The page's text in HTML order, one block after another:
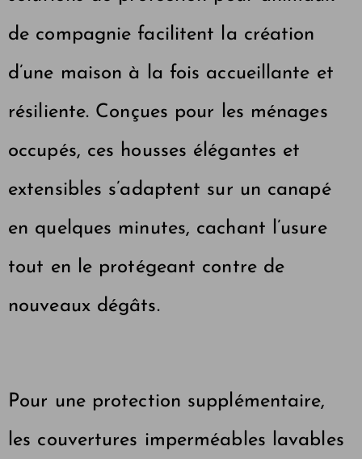
de compagnie facilitent la création
d’une maison à la fois accueillante et
résiliente. Conçues pour les ménages
occupés, ces housses élégantes et
extensibles s’adaptent sur un canapé
en quelques minutes, cachant l’usure
tout en le protégeant contre de
nouveaux dégâts.
Pour une protection supplémentaire,
les couvertures imperméables lavables